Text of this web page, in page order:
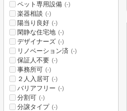
ペット専用設備 (-)
楽器相談 (-)
陽当り良好 (-)
閑静な住宅地 (-)
デザイナーズ (-)
リノベーション済 (-)
保証人不要 (-)
事務所可 (-)
２人入居可 (-)
バリアフリー (-)
分割可 (-)
分譲タイプ (-)